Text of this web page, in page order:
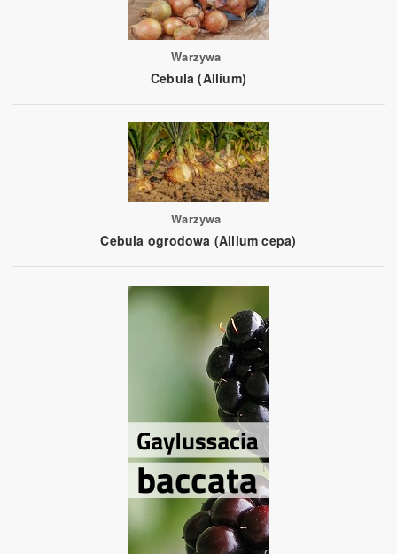
Warzywa
Cebula (Allium)
Warzywa
Cebula ogrodowa (Allium cepa)